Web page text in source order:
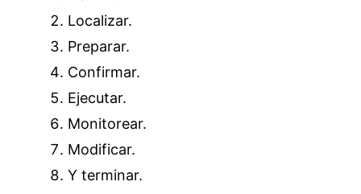
Localizar.
Preparar.
Confirmar.
Ejecutar.
Monitorear.
Modificar.
Y terminar.